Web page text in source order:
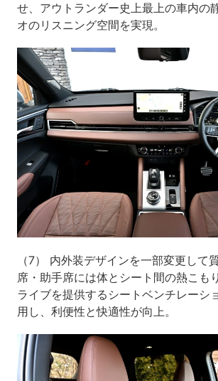
せ、アウトランダー史上最上の車内の
オのリスニング空間を実現。
（7） 内外装デザインを一部変更して
席・助手席には体とシート間の熱こも
ライブを提供するシートベンチレーシ
用し、利便性と快適性が向上。